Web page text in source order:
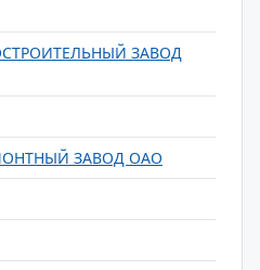
ЗАВОД
ЗАВОД ОАО